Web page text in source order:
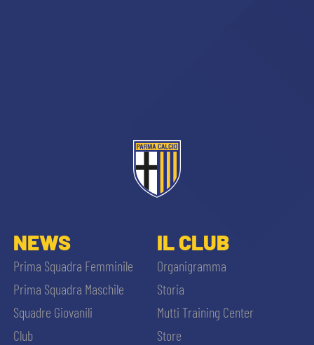
NEWS
Prima Squadra Femminile
Prima Squadra Maschile
Squadre Giovanili
Club
IL CLUB
Organigramma
Storia
Mutti Training Center
Store
ACCETTA E SALVA